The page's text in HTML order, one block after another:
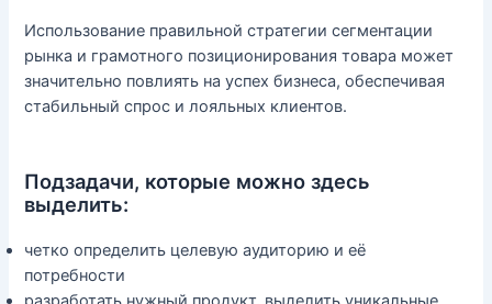
Использование правильной стратегии сегментации
рынка и грамотного позиционирования товара может
значительно повлиять на успех бизнеса, обеспечивая
стабильный спрос и лояльных клиентов.
Подзадачи, которые можно здесь
выделить:
четко определить целевую аудиторию и её
потребности